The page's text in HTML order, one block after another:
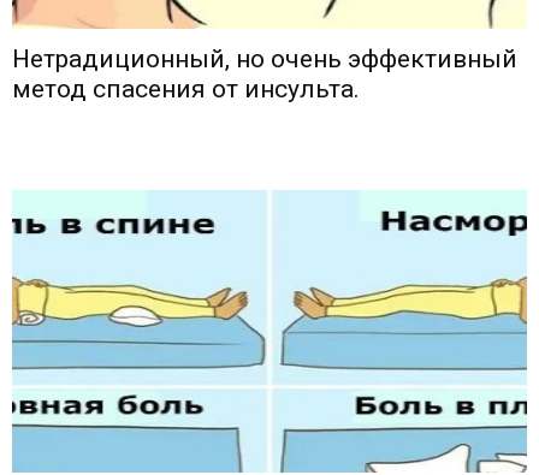
Нетрадиционный, но очень эффективный
метод спасения от инсульта.